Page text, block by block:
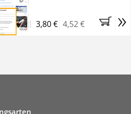
es
3,80 € 4,52 € »